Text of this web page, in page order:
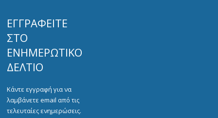
ΕΓΓΡΑΦΕΊΤΕ
ΣΤΟ
ΕΝΗΜΕΡΩΤΙΚΌ
ΔΕΛΤΊΟ
Κάντε εγγραφή για να
λαμβάνετε email από τις
τελευταίες ενημερώσεις.